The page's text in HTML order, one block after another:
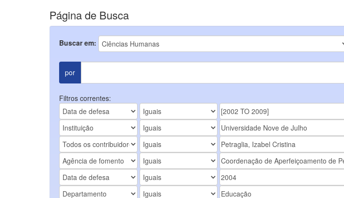
Página de Busca
Buscar em:
por
Filtros correntes: